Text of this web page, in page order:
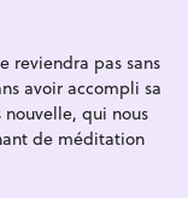
reviendra pas sans
avoir accompli sa
nouvelle, qui nous
de méditation